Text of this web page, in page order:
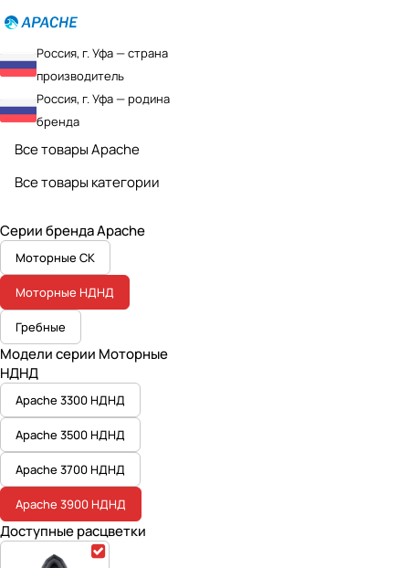
Россия, г. Уфа — страна
производитель
Россия, г. Уфа — родина
бренда
Все товары Apache
Все товары категории
Серии бренда Apache
Моторные СК
Моторные НДНД
Гребные
Модели серии Моторные
НДНД
Apache 3300 НДНД
Apache 3500 НДНД
Apache 3700 НДНД
Apache 3900 НДНД
Доступные расцветки